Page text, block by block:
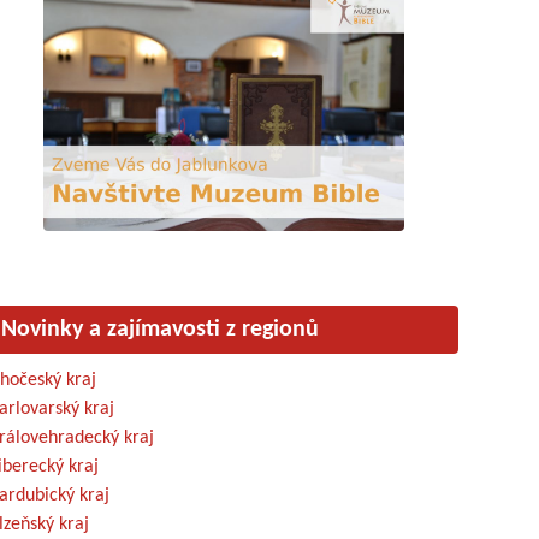
Novinky a zajímavosti z regionů
kraj
kraj
kraj
kraj
kraj
kraj